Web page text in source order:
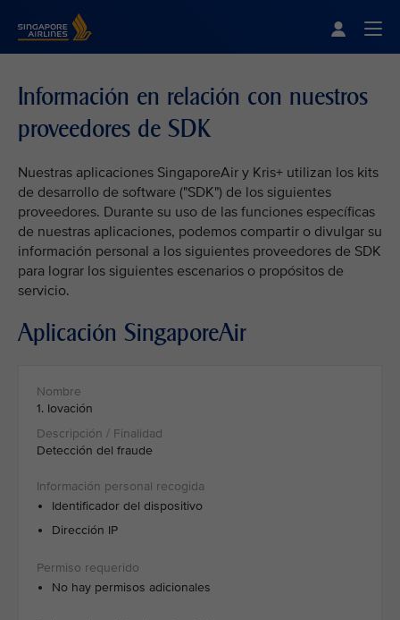
Información en relación con nuestros
proveedores de SDK
Nuestras aplicaciones SingaporeAir y Kris+ utilizan los kits
de desarrollo de software ("SDK") de los siguientes
proveedores. Durante su uso de las funciones específicas
de nuestras aplicaciones, podemos compartir o divulgar su
información personal a los siguientes proveedores de SDK
para lograr los siguientes escenarios o propósitos de
servicio.
Aplicación SingaporeAir
1. Iovación
Detección del fraude
Identificador del dispositivo
Dirección IP
No hay permisos adicionales